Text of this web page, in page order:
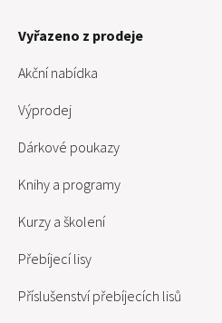
Vyřazeno z prodeje
Akční nabídka
Výprodej
Dárkové poukazy
Knihy a programy
Kurzy a školení
Přebíjecí lisy
Příslušenství přebíjecích lisů